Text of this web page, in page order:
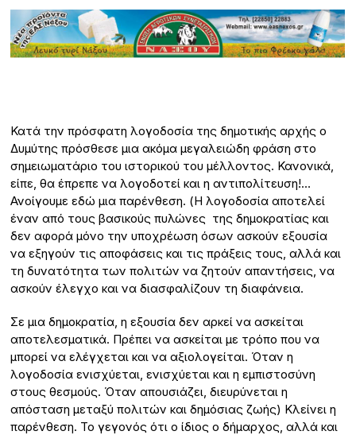
Κατά την πρόσφατη λογοδοσία της δημοτικής αρχής ο
Δυμύτης πρόσθεσε μια ακόμα μεγαλειώδη φράση στο
σημειωματάριο του ιστορικού του μέλλοντος. Κανονικά,
είπε, θα έπρεπε να λογοδοτεί και η αντιπολίτευση!…
Ανοίγουμε εδώ μια παρένθεση. (Η λογοδοσία αποτελεί
έναν από τους βασικούς πυλώνες της δημοκρατίας και
δεν αφορά μόνο την υποχρέωση όσων ασκούν εξουσία
να εξηγούν τις αποφάσεις και τις πράξεις τους, αλλά και
τη δυνατότητα των πολιτών να ζητούν απαντήσεις, να
ασκούν έλεγχο και να διασφαλίζουν τη διαφάνεια.
Σε μια δημοκρατία, η εξουσία δεν αρκεί να ασκείται
αποτελεσματικά. Πρέπει να ασκείται με τρόπο που να
μπορεί να ελέγχεται και να αξιολογείται. Όταν η
λογοδοσία ενισχύεται, ενισχύεται και η εμπιστοσύνη
στους θεσμούς. Όταν απουσιάζει, διευρύνεται η
απόσταση μεταξύ πολιτών και δημόσιας ζωής) Κλείνει η
παρένθεση. Το γεγονός ότι ο ίδιος ο δήμαρχος, αλλά και